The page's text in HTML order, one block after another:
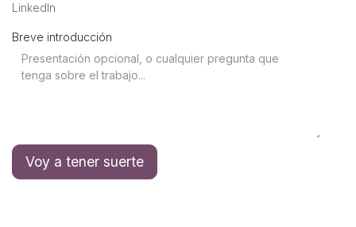
LinkedIn
Breve introducción
Voy a tener suerte